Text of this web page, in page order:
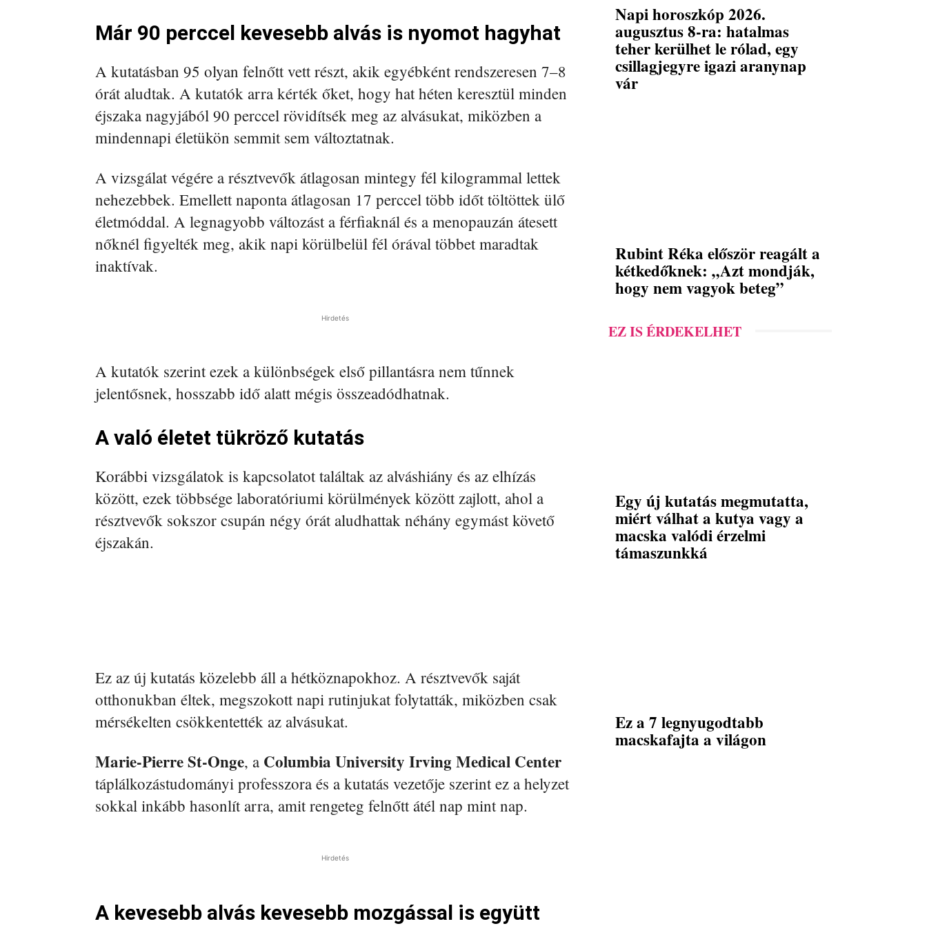
Már 90 perccel kevesebb alvás is nyomot hagyhat
A kutatásban 95 olyan felnőtt vett részt, akik egyébként rendszeresen 7–8
órát aludtak. A kutatók arra kérték őket, hogy hat héten keresztül minden
éjszaka nagyjából 90 perccel rövidítsék meg az alvásukat, miközben a
mindennapi életükön semmit sem változtatnak.
A vizsgálat végére a résztvevők átlagosan mintegy fél kilogrammal lettek
nehezebbek. Emellett naponta átlagosan 17 perccel több időt töltöttek ülő
életmóddal. A legnagyobb változást a férfiaknál és a menopauzán átesett
nőknél figyelték meg, akik napi körülbelül fél órával többet maradtak
inaktívak.
Hirdetés
A kutatók szerint ezek a különbségek első pillantásra nem tűnnek
jelentősnek, hosszabb idő alatt mégis összeadódhatnak.
A való életet tükröző kutatás
Korábbi vizsgálatok is kapcsolatot találtak az alváshiány és az elhízás
között, ezek többsége laboratóriumi körülmények között zajlott, ahol a
résztvevők sokszor csupán négy órát aludhattak néhány egymást követő
éjszakán.
Ez az új kutatás közelebb áll a hétköznapokhoz. A résztvevők saját
otthonukban éltek, megszokott napi rutinjukat folytatták, miközben csak
mérsékelten csökkentették az alvásukat.
Marie-Pierre St-Onge, a Columbia University Irving Medical Center
táplálkozástudományi professzora és a kutatás vezetője szerint ez a helyzet
sokkal inkább hasonlít arra, amit rengeteg felnőtt átél nap mint nap.
Hirdetés
A kevesebb alvás kevesebb mozgással is együtt
Napi horoszkóp 2026.
augusztus 8-ra: hatalmas
teher kerülhet le rólad, egy
csillagjegyre igazi aranynap
vár
Rubint Réka először reagált a
kétkedőknek: „Azt mondják,
hogy nem vagyok beteg”
EZ IS ÉRDEKELHET
Egy új kutatás megmutatta,
miért válhat a kutya vagy a
macska valódi érzelmi
támaszunkká
Ez a 7 legnyugodtabb
macskafajta a világon